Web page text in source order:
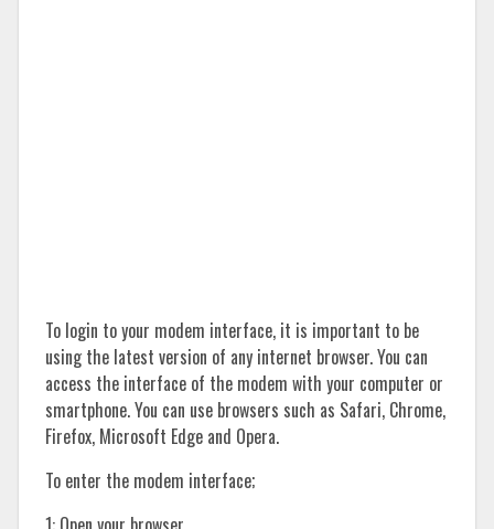
To login to your modem interface, it is important to be
using the latest version of any internet browser. You can
access the interface of the modem with your computer or
smartphone. You can use browsers such as Safari, Chrome,
Firefox, Microsoft Edge and Opera.
To enter the modem interface;